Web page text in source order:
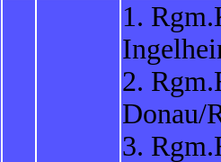
1.
2.
Donau/
3.